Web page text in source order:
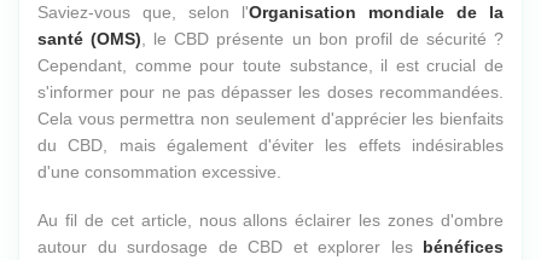
Saviez-vous que, selon l'Organisation mondiale de la
santé (OMS), le CBD présente un bon profil de sécurité ?
Cependant, comme pour toute substance, il est crucial de
s'informer pour ne pas dépasser les doses recommandées.
Cela vous permettra non seulement d'apprécier les bienfaits
du CBD, mais également d'éviter les effets indésirables
d'une consommation excessive.
Au fil de cet article, nous allons éclairer les zones d'ombre
autour du surdosage de CBD et explorer les bénéfices